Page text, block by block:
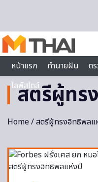
หน้าแรก
ทำนายฝัน ต
ไลฟ์สไตล์
สตรีผู้ทร
Home/ สตรีผู้ทรงอิทธิพลแ